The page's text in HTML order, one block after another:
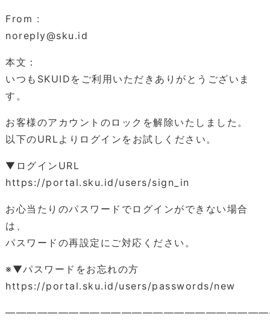
From :
noreply@sku.id
本文：
いつもSKUIDをご利用いただきありがとうございま
す。
お客様のアカウントのロックを解除いたしました。
以下のURLよりログインをお試しください。
▼ログインURL
https://portal.sku.id/users/sign_in
お心当たりのパスワードでログインができない場合
は、
パスワードの再設定にご対応ください。
※▼パスワードをお忘れの方
https://portal.sku.id/users/passwords/new